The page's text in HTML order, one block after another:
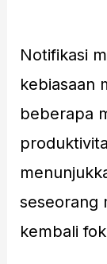
Notifikasi
kebiasaan
beberapa
seseorang
kembali